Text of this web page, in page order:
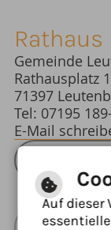
Gemeinde
Rathausplatz 1
71397
Tel: 07195
E-Mail
Auf dieser